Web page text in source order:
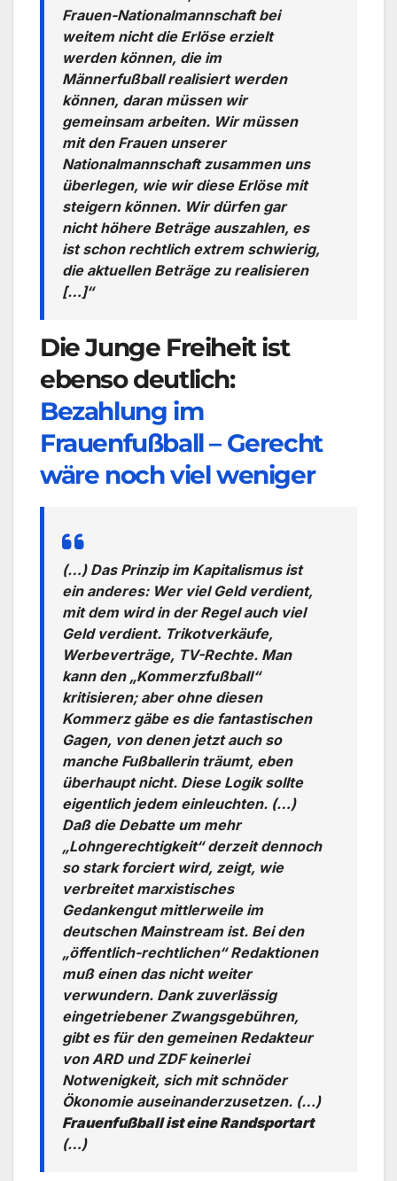
Frauen-Nationalmannschaft bei
weitem nicht die Erlöse erzielt
werden können, die im
Männerfußball realisiert werden
können, daran müssen wir
gemeinsam arbeiten. Wir müssen
mit den Frauen unserer
Nationalmannschaft zusammen uns
überlegen, wie wir diese Erlöse mit
steigern können. Wir dürfen gar
nicht höhere Beträge auszahlen, es
ist schon rechtlich extrem schwierig,
die aktuellen Beträge zu realisieren
[…]“
Die Junge Freiheit ist
ebenso deutlich:
Bezahlung im
Frauenfußball – Gerecht
wäre noch viel weniger
(…) Das Prinzip im Kapitalismus ist
ein anderes: Wer viel Geld verdient,
mit dem wird in der Regel auch viel
Geld verdient. Trikotverkäufe,
Werbeverträge, TV-Rechte. Man
kann den „Kommerzfußball“
kritisieren; aber ohne diesen
Kommerz gäbe es die fantastischen
Gagen, von denen jetzt auch so
manche Fußballerin träumt, eben
überhaupt nicht. Diese Logik sollte
eigentlich jedem einleuchten. (…)
Daß die Debatte um mehr
„Lohngerechtigkeit“ derzeit dennoch
so stark forciert wird, zeigt, wie
verbreitet marxistisches
Gedankengut mittlerweile im
deutschen Mainstream ist. Bei den
„öffentlich-rechtlichen“ Redaktionen
muß einen das nicht weiter
verwundern. Dank zuverlässig
eingetriebener Zwangsgebühren,
gibt es für den gemeinen Redakteur
von ARD und ZDF keinerlei
Notwenigkeit, sich mit schnöder
Ökonomie auseinanderzusetzen. (…)
Frauenfußball ist eine Randsportart
(…)